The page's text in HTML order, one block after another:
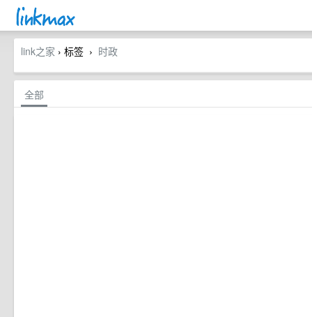
link之家 › 标签 › 时政
全部